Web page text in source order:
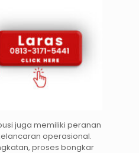
juga memiliki peranan
operasional.
proses bongkar